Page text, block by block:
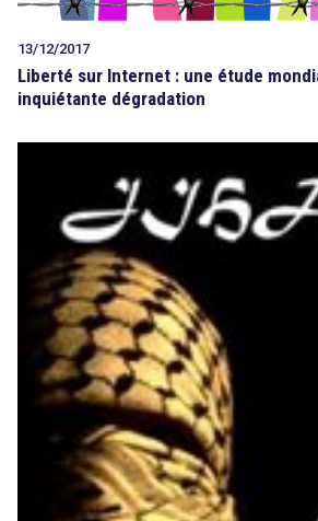
13/12/2017
Liberté sur Internet : une étude
inquiétante dégradation